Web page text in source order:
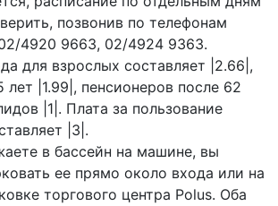
позвонив по телефонам
4920 9663, 02/4924 9363.
для взрослых составляет |2.66|,
лет |1.99|, пенсионеров после 62
|1|. Плата за пользование
|3|.
в бассейн на машине, вы
ее прямо около входа или на
торгового центра Polus. Оба